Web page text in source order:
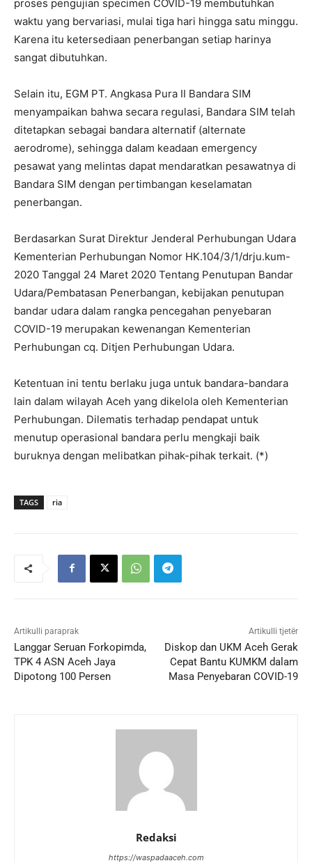
proses pengujian specimen COVID-19 membutuhkan
waktu yang bervariasi, mulai tiga hari hingga satu minggu.
Karena itu ketersediaan penerbangan setiap harinya
sangat dibutuhkan.
Selain itu, EGM PT. Angkasa Pura II Bandara SIM
menyampaikan bahwa secara regulasi, Bandara SIM telah
ditetapkan sebagai bandara alternatif (alternate
aerodrome), sehingga dalam keadaan emergency
pesawat yang melintas dapat mendaratkan pesawatnya di
Bandara SIM dengan pertimbangan keselamatan
penerbangan.
Berdasarkan Surat Direktur Jenderal Perhubungan Udara
Kementerian Perhubungan Nomor HK.104/3/1/drju.kum-
2020 Tanggal 24 Maret 2020 Tentang Penutupan Bandar
Udara/Pembatasan Penerbangan, kebijakan penutupan
bandar udara dalam rangka pencegahan penyebaran
COVID-19 merupakan kewenangan Kementerian
Perhubungan cq. Ditjen Perhubungan Udara.
Ketentuan ini tentu berlaku juga untuk bandara-bandara
lain dalam wilayah Aceh yang dikelola oleh Kementerian
Perhubungan. Dilematis terhadap pendapat untuk
menutup operasional bandara perlu mengkaji baik
buruknya dengan melibatkan pihak-pihak terkait. (*)
TAGS ria
Artikulli paraprak
Langgar Seruan Forkopimda,
TPK 4 ASN Aceh Jaya
Dipotong 100 Persen
Artikulli tjetër
Diskop dan UKM Aceh Gerak
Cepat Bantu KUMKM dalam
Masa Penyebaran COVID-19
Redaksi
https://waspadaaceh.com